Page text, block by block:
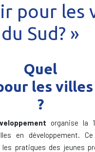
pour les
du Sud? »
Quel
les villes
?
organise la
en développement.
pratiques des jeunes